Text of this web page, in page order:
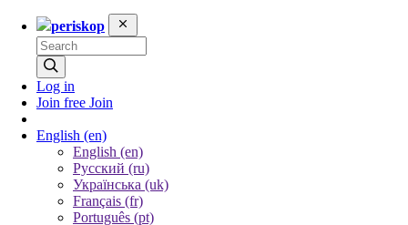
periskop
Log in
Join free Join
English (en)
English (en)
Русский (ru)
Українська (uk)
Français (fr)
Português (pt)